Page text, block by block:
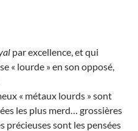
par excellence, et qui
« lourde » en son opposé,
« métaux lourds » sont
les plus merd… grossières
précieuses sont les pensées